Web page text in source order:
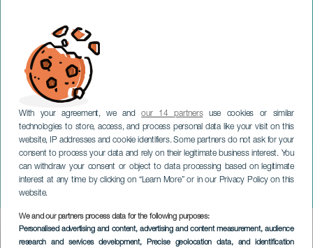
With your agreement, we andour 14 partnersuse cookies or similar
technologies to store, access, and process personal data like your visit on this
website, IP addresses and cookie identifiers. Some partners do not ask for your
consent to process your data and rely on their legitimate business interest. You
can withdraw your consent or object to data processing based on legitimate
interest at any time by clicking on “Learn More” or in our Privacy Policy on this
website.
We and our partners process data for the following purposes:
Personalised advertising and content, advertising and content measurement, audience
research and services development, Precise geolocation data, and identification
Santero und Los
Muchachos im Konzert
GRAN CANARIA
Imagen
Listado